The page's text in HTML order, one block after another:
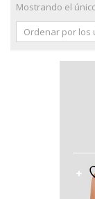
Mostrando el
Ordenar por los